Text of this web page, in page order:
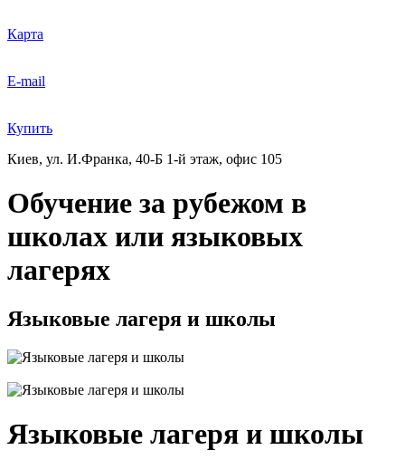
Карта
E-mail
Купить
Киев, ул. И.Франка, 40-Б 1-й этаж, офис 105
Обучение за рубежом в
школах или языковых
лагерях
Языковые лагеря и школы
Языковые лагеря и школы